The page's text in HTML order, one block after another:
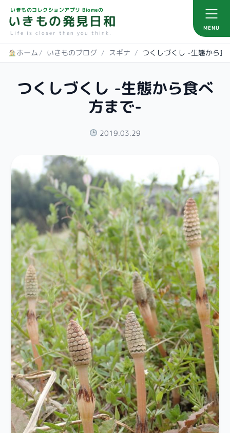
いきものコレクションアプリ Biomeの
いきもの発見日和
Life is closer than you think.
MENU
ホーム / いきものブログ / スギナ / つくしづくし -生態から食
つくしづくし -生態から食べ
方まで-
2019.03.29